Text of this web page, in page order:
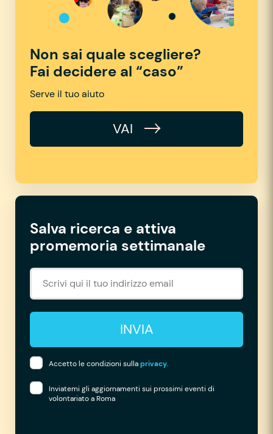
Non sai quale scegliere?
Fai decidere al “caso”
Serve il tuo aiuto
VAI
Salva ricerca e attiva
promemoria settimanale
INVIA
Accetto le condizioni sullaprivacy.
Inviatemi gli aggiornamenti sui prossimi eventi di
volontariato a Roma